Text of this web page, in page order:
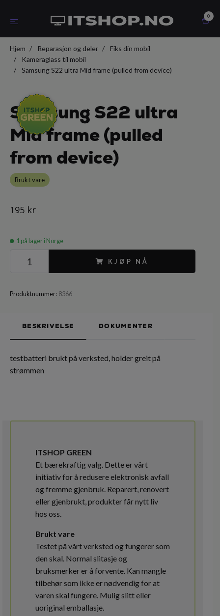
0
Hjem Reparasjon og deler
Fiks din mobil
Kameraglass til mobil
Samsung S22 ultra Mid frame (pulled from device)
Samsung S22 ultra
Mid frame (pulled
from device)
Brukt vare
195 kr
1 på lager i Norge
KJØP NÅ
Produktnummer: 8366
BESKRIVELSE DOKUMENTER
testbatteri brukt på verksted, holder greit på
strømmen
ITSHOP GREEN
Et bærekraftig valg. Dette er vårt
initiativ for å redusere elektronisk avfall
og fremme gjenbruk. Reparert, renovert
eller gjenbrukt, produkter får nytt liv
hos oss.
Brukt vare
Testet på vårt verksted og fungerer som
den skal. Normal slitasje og
bruksmerker er å forvente. Kan mangle
tilbehør som ikke er nødvendig for at
varen skal fungere. Mulig slitt eller
uoriginal emballasje.